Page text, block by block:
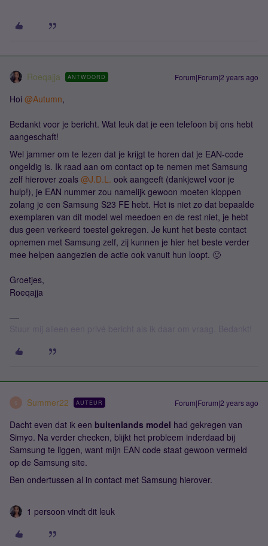
Roeqajja ANTWOORD Forum|Forum|2 years ago
Hoi @Autumn,
Bedankt voor je bericht. Wat leuk dat je een telefoon bij ons hebt
aangeschaft!
Wel jammer om te lezen dat je krijgt te horen dat je EAN-code
ongeldig is. Ik raad aan om contact op te nemen met Samsung
zelf hierover zoals @J.D.L. ook aangeeft (dankjewel voor je
hulp!), je EAN nummer zou namelijk gewoon moeten kloppen
zolang je een Samsung S23 FE hebt. Het is niet zo dat bepaalde
exemplaren van dit model wel meedoen en de rest niet, je hebt
dus geen verkeerd toestel gekregen. Je kunt het beste contact
opnemen met Samsung zelf, zij kunnen je hier het beste verder
mee helpen aangezien de actie ook vanuit hun loopt. 🙂
Groetjes,
Roeqajja
S Summer22 AUTEUR Forum|Forum|2 years ago
Dacht even dat ik een buitenlands model had gekregen van
Simyo. Na verder checken, blijkt het probleem inderdaad bij
Samsung te liggen, want mijn EAN code staat gewoon vermeld
op de Samsung site.
Ben ondertussen al in contact met Samsung hierover.
1 persoon vindt dit leuk